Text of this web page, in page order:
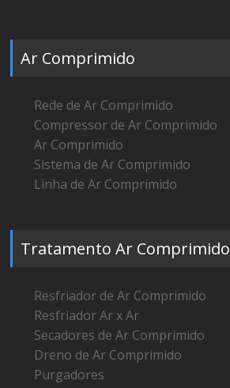
Ar Comprimido
Rede de Ar Comprimido
Compressor de Ar Comprimido
Ar Comprimido
Sistema de Ar Comprimido
Linha de Ar Comprimido
Tratamento Ar Comprimido
Resfriador de Ar Comprimido
Resfriador Ar x Ar
Secadores de Ar Comprimido
Dreno de Ar Comprimido
Purgadores